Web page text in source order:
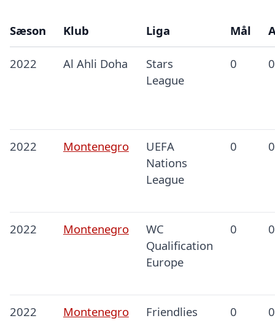
Sæson Klub Liga Mål
2022 Al Ahli Doha
Stars
League
0 0
2022 Montenegro
UEFA
Nations
League
0 0
2022 Montenegro
WC
Qualification
Europe
0 0
2022 Montenegro Friendlies 0 0